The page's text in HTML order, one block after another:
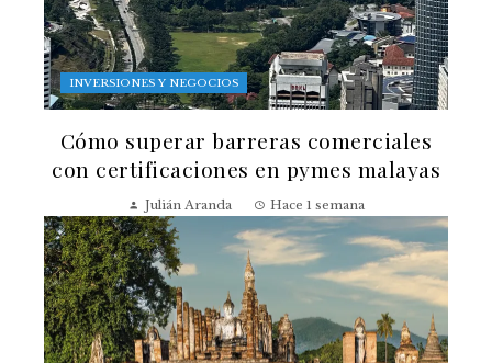
INVERSIONES Y NEGOCIOS
Cómo superar barreras comerciales
con certificaciones en pymes malayas
Julián Aranda Hace 1 semana